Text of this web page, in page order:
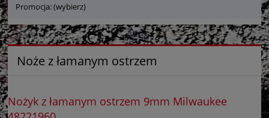
Promocja: (wybierz)
Noże z łamanym ostrzem
Nożyk z łamanym ostrzem 9mm Milwaukee